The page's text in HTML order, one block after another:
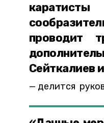
проводит
Сейткалиев
делится